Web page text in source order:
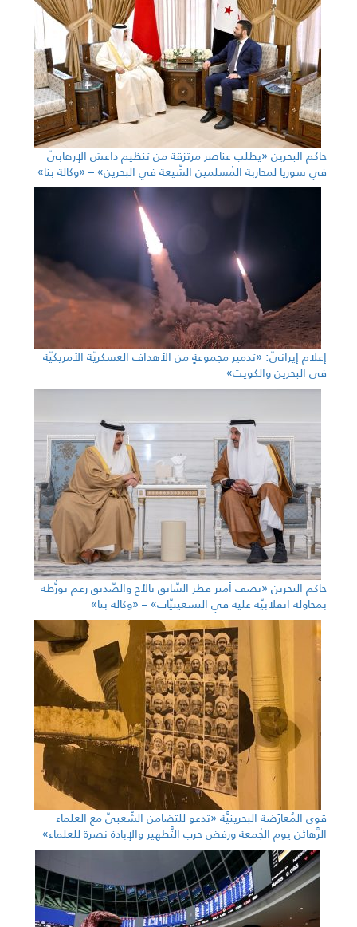
حاكم البحرين «يطلب عناصر مرتزقة من تنظيم داعش الإرهابيّ
في سوريا لمحاربة المُسلمين الشّيعة في البحرين» – «وكالة بنا»
إعلام إيرانيّ: «تدمير مجموعةٍ من الأهداف العسكريّة الأمريكيّة
في البحرين والكويت»
حاكم البحرين «يصف أمير قطر السَّابق بالأخ والصَّديق رغم تورُّطهِ
بمحاولة انقلابيَّة عليه في التسعينيَّات» – «وكالة بنا»
قوى المُعارَضة البحرينيَّة «تدعو للتضامن الشّعبيّ مع العلماء
الرَّهائن يوم الجُمعة ورفض حرب التَّطهير والإبادة نصرة للعلماء»